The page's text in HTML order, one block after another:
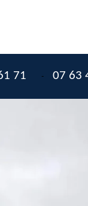
71 - 07 63